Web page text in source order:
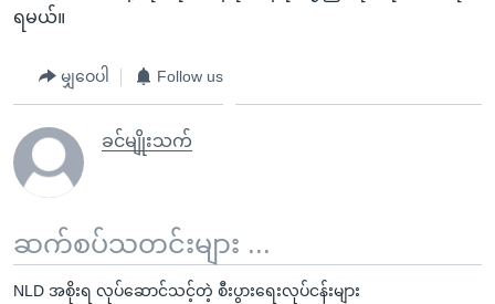
ရမယ်။
မျှဝေပါ Follow us
ခင်မျိုးသက်
ဆက်စပ်သတင်းများ ...
NLD အစိုးရ လုပ်ဆောင်သင့်တဲ့ စီးပွားရေးလုပ်ငန်းများ